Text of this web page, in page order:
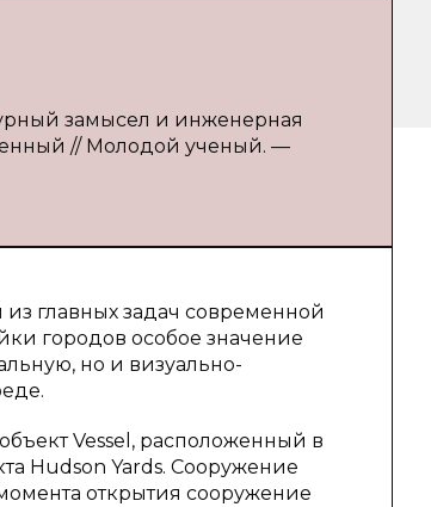
замысел и инженерная
// Молодой ученый. —
главных задач современной
городов особое значение
но и визуально-
Vessel, расположенный в
Hudson Yards. Сооружение
открытия сооружение